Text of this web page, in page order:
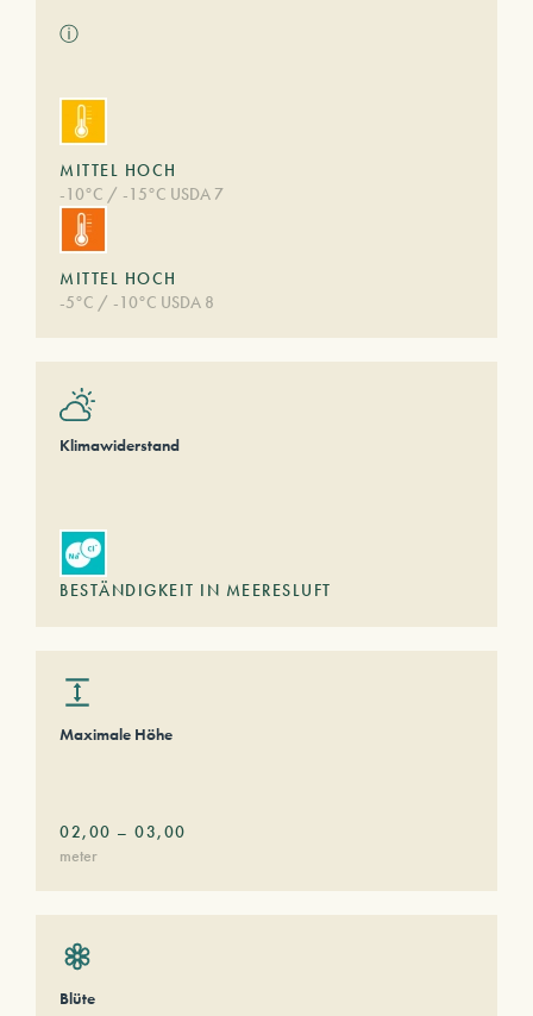
ⓘ
MITTEL HOCH
-10°C / -15°C USDA 7
MITTEL HOCH
-5°C / -10°C USDA 8
Klimawiderstand
BESTÄNDIGKEIT IN MEERESLUFT
Maximale Höhe
02,00 – 03,00
meter
Blüte